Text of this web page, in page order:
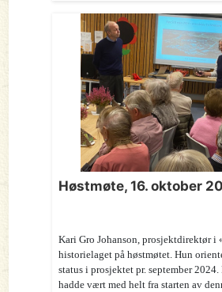
Høstmøte, 16. oktober
Kari Gro Johanson, prosjektdirektør i
historielaget på høstmøtet. Hun
status i prosjektet pr. september
hadde vært med helt fra starten av